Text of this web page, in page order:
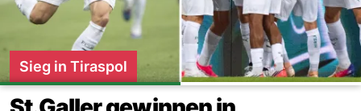
Sieg in Tiraspol